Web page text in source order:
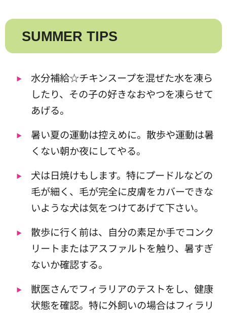
SUMMER TIPS
水分補給☆チキンスープを混ぜた水を凍ら
したり、その子の好きなおやつを凍らせて
あげる。
暑い夏の運動は控えめに。散歩や運動は暑
くない朝か夜にしてやる。
犬は日焼けもします。特にプードルなどの
毛が細く、毛が完全に皮膚をカバーできな
いような犬は気をつけてあげて下さい。
散歩に行く前は、自分の素足か手でコンク
リートまたはアスファルトを触り、暑すぎ
ないか確認する。
獣医さんでフィラリアのテストをし、健康
状態を確認。特に外飼いの場合はフィラリ